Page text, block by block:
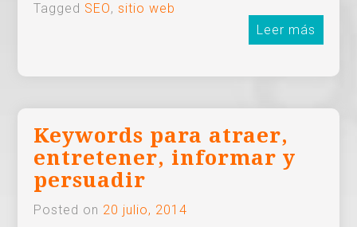
Tagged SEO,sitio web
Leer más
Keywords para atraer,
entretener, informar y
persuadir
Posted on 20 julio, 2014